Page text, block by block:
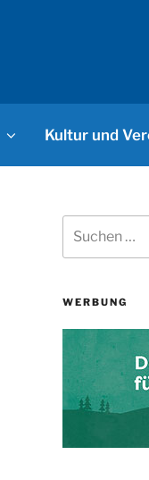
Kultur und
nach:
WERBUNG